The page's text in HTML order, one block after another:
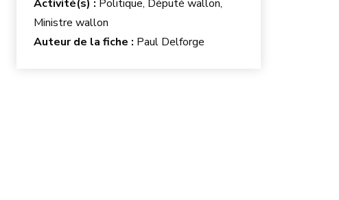
Activité(s) : Politique, Député wallon,
Ministre wallon
Auteur de la fiche : Paul Delforge